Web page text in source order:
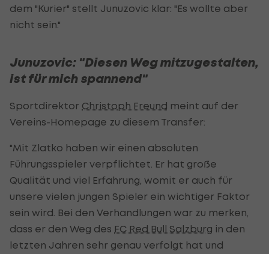
dem "Kurier" stellt Junuzovic klar: "Es wollte aber
nicht sein."
Junuzovic: "Diesen Weg mitzugestalten,
ist für mich spannend"
Sportdirektor Christoph Freund meint auf der
Vereins-Homepage zu diesem Transfer:
"Mit Zlatko haben wir einen absoluten
Führungsspieler verpflichtet. Er hat große
Qualität und viel Erfahrung, womit er auch für
unsere vielen jungen Spieler ein wichtiger Faktor
sein wird. Bei den Verhandlungen war zu merken,
dass er den Weg des FC Red Bull Salzburg in den
letzten Jahren sehr genau verfolgt hat und